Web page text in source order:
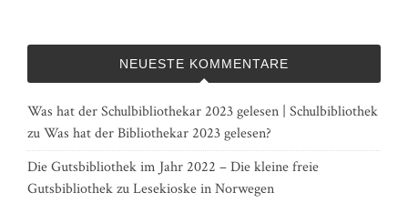
NEUESTE KOMMENTARE
Was hat der Schulbibliothekar 2023 gelesen | Schulbibliothek
zuWas hat der Bibliothekar 2023 gelesen?
Die Gutsbibliothek im Jahr 2022 – Die kleine freie
GutsbibliothekzuLesekioske in Norwegen